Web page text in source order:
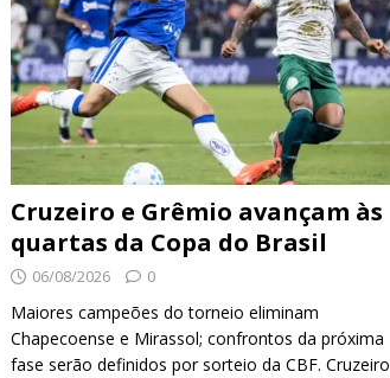
Cruzeiro e Grêmio avançam às
quartas da Copa do Brasil
06/08/2026 0
Maiores campeões do torneio eliminam
Chapecoense e Mirassol; confrontos da próxima
fase serão definidos por sorteio da CBF. Cruzeiro